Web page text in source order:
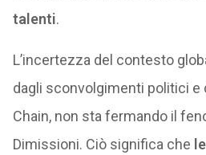
talenti.
L’incertezza del contesto
dagli sconvolgimenti politici e
Chain, non sta fermando il
Dimissioni. Ciò significa che